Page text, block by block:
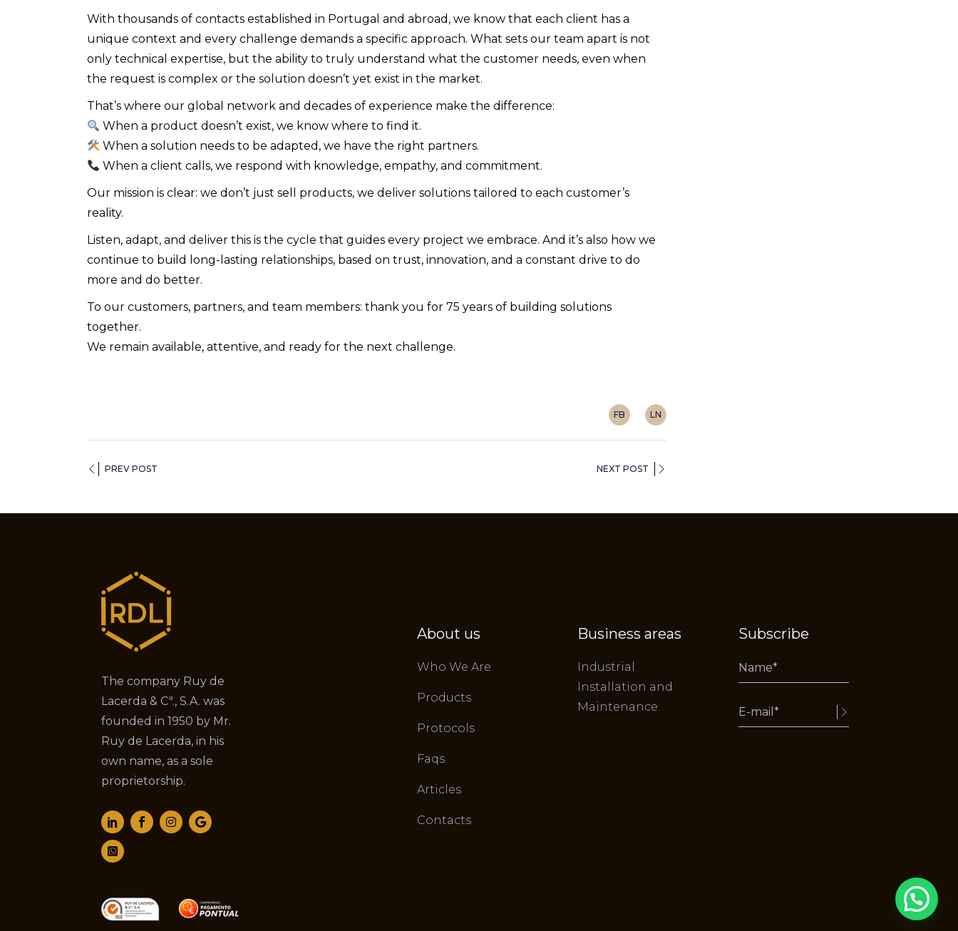
With thousands of contacts established in Portugal and abroad, we know that each client has a
unique context and every challenge demands a specific approach. What sets our team apart is not
only technical expertise, but the ability to truly understand what the customer needs, even when
the request is complex or the solution doesn’t yet exist in the market.
That’s where our global network and decades of experience make the difference:
When a product doesn’t exist, we know where to find it.
When a solution needs to be adapted, we have the right partners.
When a client calls, we respond with knowledge, empathy, and commitment.
Our mission is clear: we don’t just sell products, we deliver solutions tailored to each customer’s
reality.
Listen, adapt, and deliver this is the cycle that guides every project we embrace. And it’s also how we
continue to build long-lasting relationships, based on trust, innovation, and a constant drive to do
more and do better.
To our customers, partners, and team members: thank you for 75 years of building solutions
together.
We remain available, attentive, and ready for the next challenge.
FB LN
PREV POST NEXT POST
The company Ruy de
Lacerda & Cª., S.A. was
founded in 1950 by Mr.
Ruy de Lacerda, in his
own name, as a sole
proprietorship.
About us
Who We Are
Products
Protocols
Faqs
Articles
Contacts
Business areas
Industrial
Installation and
Maintenance
Subscribe